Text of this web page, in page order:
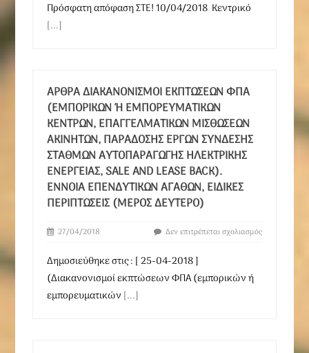
Πρόσφατη απόφαση ΣΤΕ! 10/04/2018 Κεντρικό
[...]
ΆΡΘΡΑ ΔΙΑΚΑΝΟΝΙΣΜΟΊ ΕΚΠΤΏΣΕΩΝ ΦΠΑ
(ΕΜΠΟΡΙΚΏΝ Ή ΕΜΠΟΡΕΥΜΑΤΙΚΏΝ Κ
ΈΝΤΡΩΝ, ΕΠΑΓΓΕΛΜΑΤΙΚΏΝ ΜΙΣΘΏΣΕΩΝ Α
ΚΙΝΉΤΩΝ, ΠΑΡΆΔΟΣΗΣ ΈΡΓΩΝ ΣΎΝΔΕΣΗΣ Σ
ΤΑΘΜΏΝ ΑΥΤΟΠΑΡΑΓΩΓΉΣ ΗΛΕΚΤΡΙΚΉΣ Ε
ΝΈΡΓΕΙΑΣ, SALE AND LEASE BACK). Έ
ΝΝΟΙΑ ΕΠΕΝΔΥΤΙΚΏΝ ΑΓΑΘΏΝ, ΕΙΔΙΚΈΣ Π
ΕΡΙΠΤΏΣΕΙΣ (ΜΈΡΟΣ ΔΕΎΤΕΡΟ)
27/04/2018 Δεν επιτρέπεται σχολιασμός
Δημοσιεύθηκε στις : [ 25-04-2018 ]
(Διακανονισμοί εκπτώσεων ΦΠΑ (εμπορικών ή
εμπορευματικών [...]